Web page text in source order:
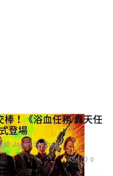
！《浴血任務/轟天任
登場
給 Jason Statham。
6.5K 0